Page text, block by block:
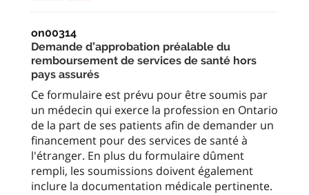
on00314
Demande d’approbation préalable du
remboursement de services de santé hors
pays assurés
Ce formulaire est prévu pour être soumis par
un médecin qui exerce la profession en Ontario
de la part de ses patients afin de demander un
financement pour des services de santé à
l'étranger. En plus du formulaire dûment
rempli, les soumissions doivent également
inclure la documentation médicale pertinente.